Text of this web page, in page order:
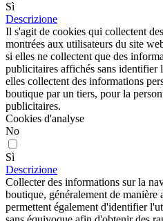
Sì
Descrizione
Il s'agit de cookies qui collectent
montrées aux utilisateurs du site
si elles ne collectent que des
publicitaires affichés sans identifier
elles collectent des informations
boutique par un tiers, pour la
publicitaires.
Cookies d'analyse
No
Sì
Descrizione
Collecter des informations sur la
boutique, généralement de
permettent également d'identifier